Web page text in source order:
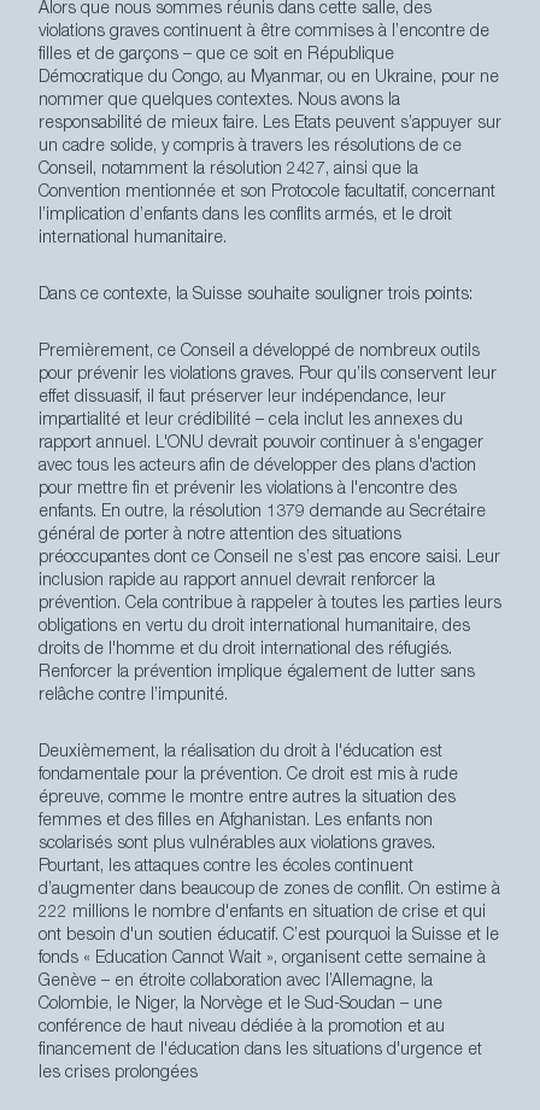
Alors que nous sommes réunis dans cette salle, des
violations graves continuent à être commises à l’encontre de
filles et de garçons – que ce soit en République
Démocratique du Congo, au Myanmar, ou en Ukraine, pour ne
nommer que quelques contextes. Nous avons la
responsabilité de mieux faire. Les Etats peuvent s’appuyer sur
un cadre solide, y compris à travers les résolutions de ce
Conseil, notamment la résolution 2427, ainsi que la
Convention mentionnée et son Protocole facultatif, concernant
l’implication d’enfants dans les conflits armés, et le droit
international humanitaire.
Dans ce contexte, la Suisse souhaite souligner trois points:
Premièrement, ce Conseil a développé de nombreux outils
pour prévenir les violations graves. Pour qu’ils conservent leur
effet dissuasif, il faut préserver leur indépendance, leur
impartialité et leur crédibilité – cela inclut les annexes du
rapport annuel. L'ONU devrait pouvoir continuer à s'engager
avec tous les acteurs afin de développer des plans d'action
pour mettre fin et prévenir les violations à l'encontre des
enfants. En outre, la résolution 1379 demande au Secrétaire
général de porter à notre attention des situations
préoccupantes dont ce Conseil ne s’est pas encore saisi. Leur
inclusion rapide au rapport annuel devrait renforcer la
prévention. Cela contribue à rappeler à toutes les parties leurs
obligations en vertu du droit international humanitaire, des
droits de l'homme et du droit international des réfugiés.
Renforcer la prévention implique également de lutter sans
relâche contre l’impunité.
Deuxièmement, la réalisation du droit à l'éducation est
fondamentale pour la prévention. Ce droit est mis à rude
épreuve, comme le montre entre autres la situation des
femmes et des filles en Afghanistan. Les enfants non
scolarisés sont plus vulnérables aux violations graves.
Pourtant, les attaques contre les écoles continuent
d’augmenter dans beaucoup de zones de conflit. On estime à
222 millions le nombre d'enfants en situation de crise et qui
ont besoin d'un soutien éducatif. C’est pourquoi la Suisse et le
fonds « Education Cannot Wait », organisent cette semaine à
Genève – en étroite collaboration avec l’Allemagne, la
Colombie, le Niger, la Norvège et le Sud-Soudan – une
conférence de haut niveau dédiée à la promotion et au
financement de l'éducation dans les situations d'urgence et
les crises prolongées